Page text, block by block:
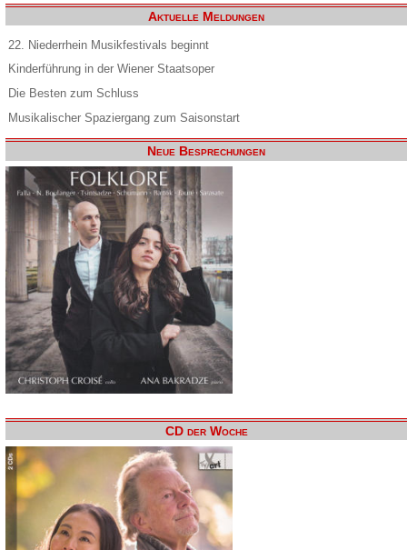
Aktuelle Meldungen
22. Niederrhein Musikfestivals beginnt
Kinderführung in der Wiener Staatsoper
Die Besten zum Schluss
Musikalischer Spaziergang zum Saisonstart
Neue Besprechungen
CD der Woche